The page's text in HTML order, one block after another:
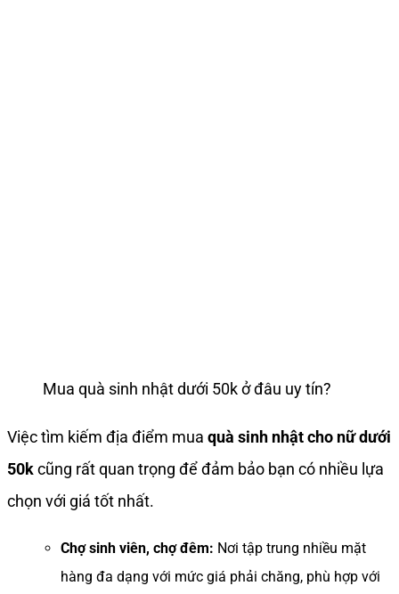
Mua quà sinh nhật dưới 50k ở đâu uy tín?
Việc tìm kiếm địa điểm mua quà sinh nhật cho nữ dưới
50kcũng rất quan trọng để đảm bảo bạn có nhiều lựa
chọn với giá tốt nhất.
Chợ sinh viên, chợ đêm: Nơi tập trung nhiều mặt
hàng đa dạng với mức giá phải chăng, phù hợp với